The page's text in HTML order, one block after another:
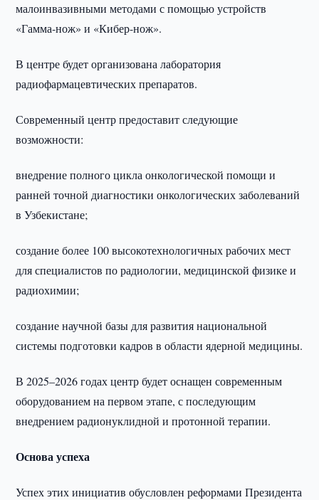
малоинвазивными методами с помощью устройств
«Гамма-нож» и «Кибер-нож».
В центре будет организована лаборатория
радиофармацевтических препаратов.
Современный центр предоставит следующие
возможности:
внедрение полного цикла онкологической помощи и
ранней точной диагностики онкологических заболеваний
в Узбекистане;
создание более 100 высокотехнологичных рабочих мест
для специалистов по радиологии, медицинской физике и
радиохимии;
создание научной базы для развития национальной
системы подготовки кадров в области ядерной медицины.
В 2025–2026 годах центр будет оснащен современным
оборудованием на первом этапе, с последующим
внедрением радионуклидной и протонной терапии.
Основа успеха
Успех этих инициатив обусловлен реформами Президента